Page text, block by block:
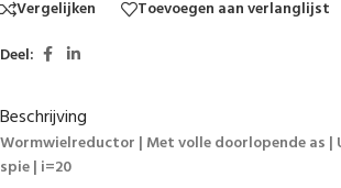
Vergelijken
Toevoegen aan verlanglijst
Deel:
Beschrijving
Wormwielreductor | Met volle doorlopende as |
spie | i=20